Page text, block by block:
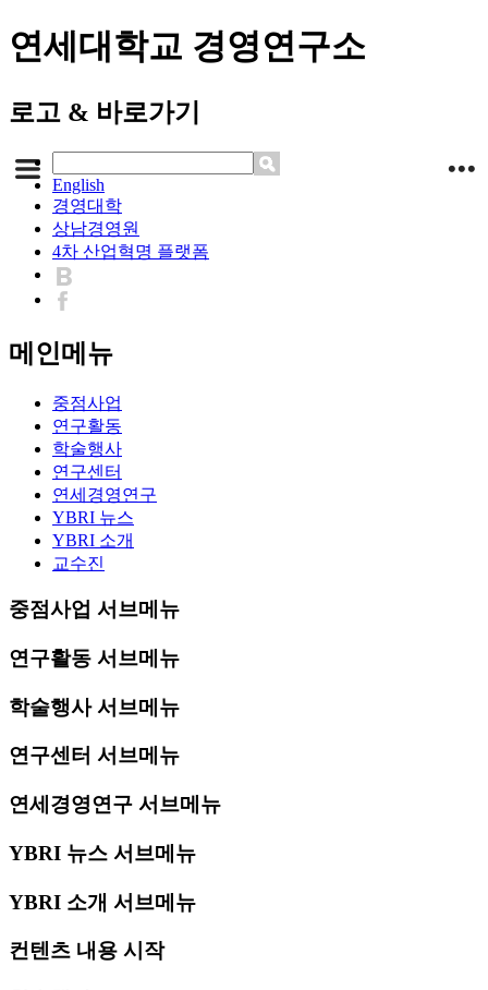
연세대학교 경영연구소
로고 & 바로가기
English
경영대학
상남경영원
4차 산업혁명 플랫폼
메인메뉴
중점사업
연구활동
학술행사
연구센터
연세경영연구
YBRI 뉴스
YBRI 소개
교수진
중점사업 서브메뉴
연구활동 서브메뉴
학술행사 서브메뉴
연구센터 서브메뉴
연세경영연구 서브메뉴
YBRI 뉴스 서브메뉴
YBRI 소개 서브메뉴
컨텐츠 내용 시작